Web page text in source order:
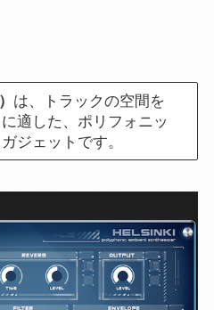
は、トラックの空間を
適した、ポリフォニッ
ジェットです。